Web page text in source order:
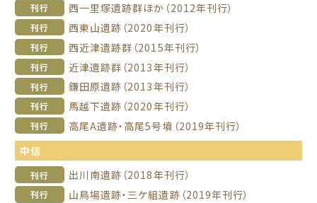
刊行 西一里塚遺跡群ほか（2012年刊行）
刊行 西東山遺跡（2020年刊行）
刊行 西近津遺跡群（2015年刊行）
刊行 近津遺跡群（2013年刊行）
刊行 鎌田原遺跡（2013年刊行）
刊行 馬越下遺跡（2020年刊行）
刊行
高尾A遺跡・高尾5号墳（2019年刊行）
中信
刊行 出川南遺跡（2018年刊行）
刊行 山鳥場遺跡・三ケ組遺跡（2019年刊行）